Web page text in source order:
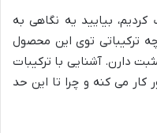
بیایید یه نگاهی به
ترکیباتی توی این محصول
دارن. آشنایی با ترکیبات
می کنه و چرا تا این حد